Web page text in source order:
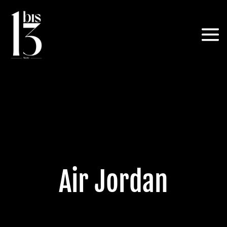
Air Jordan